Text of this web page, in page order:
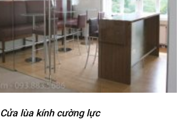
Cửa lùa kính cường lực